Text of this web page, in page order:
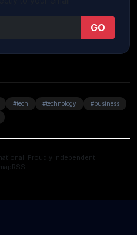
GO
#tech #technology
#business
Proudly Independent.
RSS